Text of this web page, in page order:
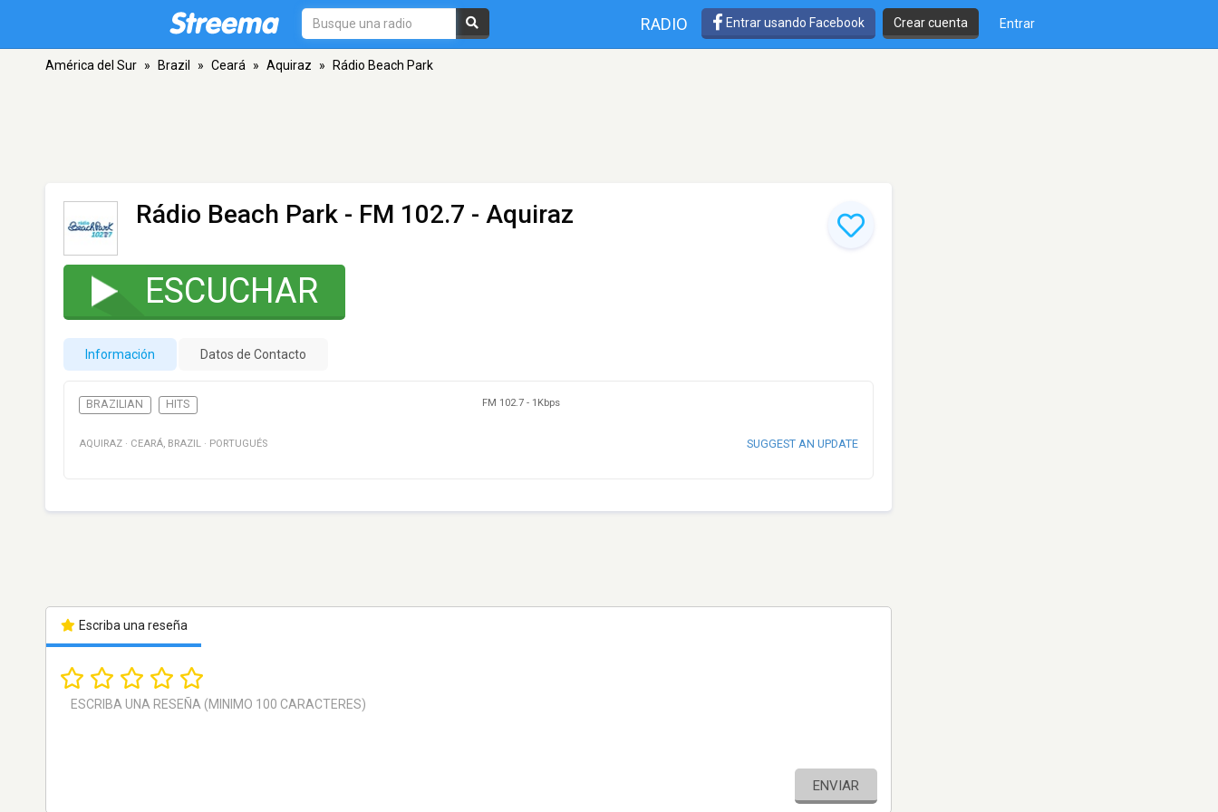
RADIO Entrar usando Facebook Crear cuenta Entrar
América del Sur » Brazil » Ceará » Aquiraz » Rádio Beach Park
Rádio Beach Park - FM 102.7 - Aquiraz
ESCUCHAR
Información Datos de Contacto
BRAZILIAN HITS FM 102.7 - 1Kbps
AQUIRAZ · CEARÁ, BRAZIL · PORTUGUÉS SUGGEST AN UPDATE
Escriba una reseña
ENVIAR